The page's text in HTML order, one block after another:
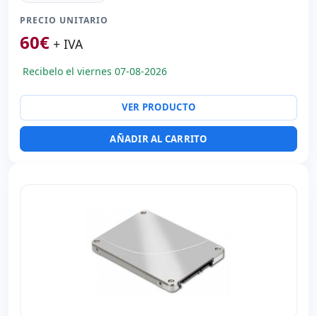
PRECIO UNITARIO
60€ + IVA
Recibelo el viernes 07-08-2026
VER PRODUCTO
AÑADIR AL CARRITO